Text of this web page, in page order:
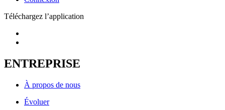
Téléchargez l’application
ENTREPRISE
À propos de nous
Évoluer